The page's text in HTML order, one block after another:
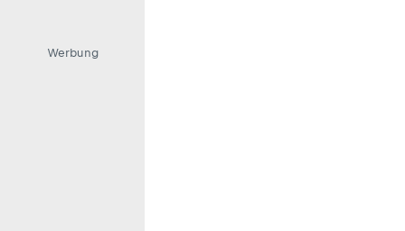
Werbung